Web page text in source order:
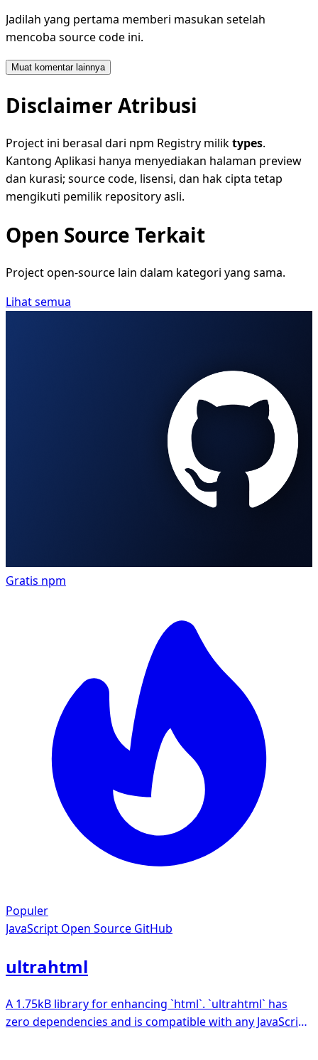
Jadilah yang pertama memberi masukan setelah
mencoba source code ini.
Muat komentar lainnya
Disclaimer Atribusi
Project ini berasal dari npm Registry miliktypes.
Kantong Aplikasi hanya menyediakan halaman preview
dan kurasi; source code, lisensi, dan hak cipta tetap
mengikuti pemilik repository asli.
Open Source Terkait
Project open-source lain dalam kategori yang sama.
Lihat semua
Gratis npm
Populer
JavaScript Open Source GitHub
ultrahtml
A 1.75kB library for enhancing `html`. `ultrahtml` has
zero dependencies and is compatible with any JavaScript